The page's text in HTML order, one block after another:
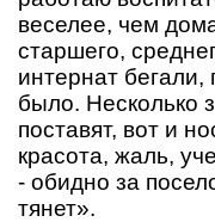
веселее, чем
старшего,
интернат
было. Несколько
поставят, вот и
красота, жаль,
- обидно за
тянет».